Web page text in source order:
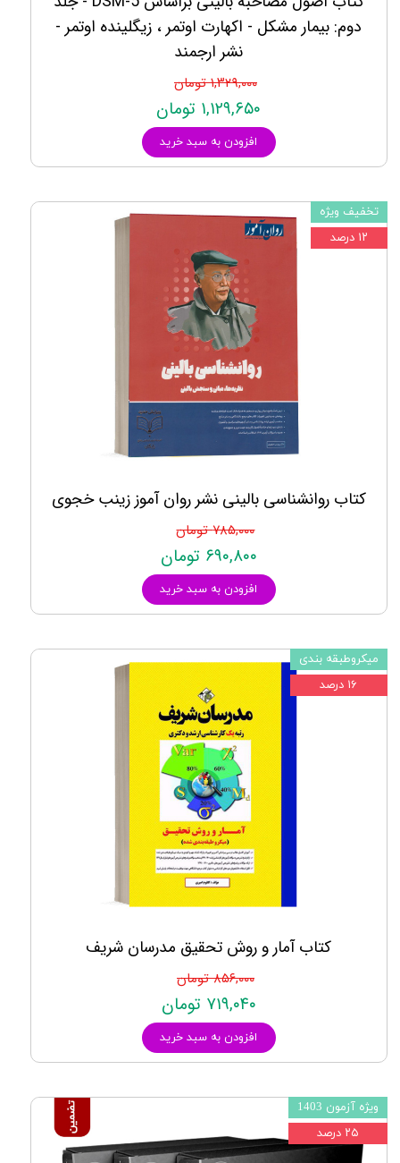
دوم: بیمار مشکل - اکهارت اوتمر ، زیگلینده اوتمر -
نشر ارجمند
۱,۳۲۹,۰۰۰ تومان
۱,۱۲۹,۶۵۰ تومان
افزودن به سبد خرید
کتاب روانشناسی بالینی نشر روان آموز زینب خجوی
۷۸۵,۰۰۰ تومان
۶۹۰,۸۰۰ تومان
افزودن به سبد خرید
تخفیف ویژه
۱۲ درصد
کتاب آمار و روش تحقیق مدرسان شریف
۸۵۶,۰۰۰ تومان
۷۱۹,۰۴۰ تومان
افزودن به سبد خرید
میکروطبقه بندی
۱۶ درصد
ویژه آزمون 1403
۲۵ درصد